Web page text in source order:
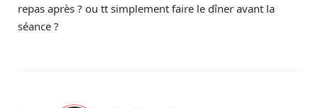
repas après ? ou tt simplement faire le dîner avant la
séance ?